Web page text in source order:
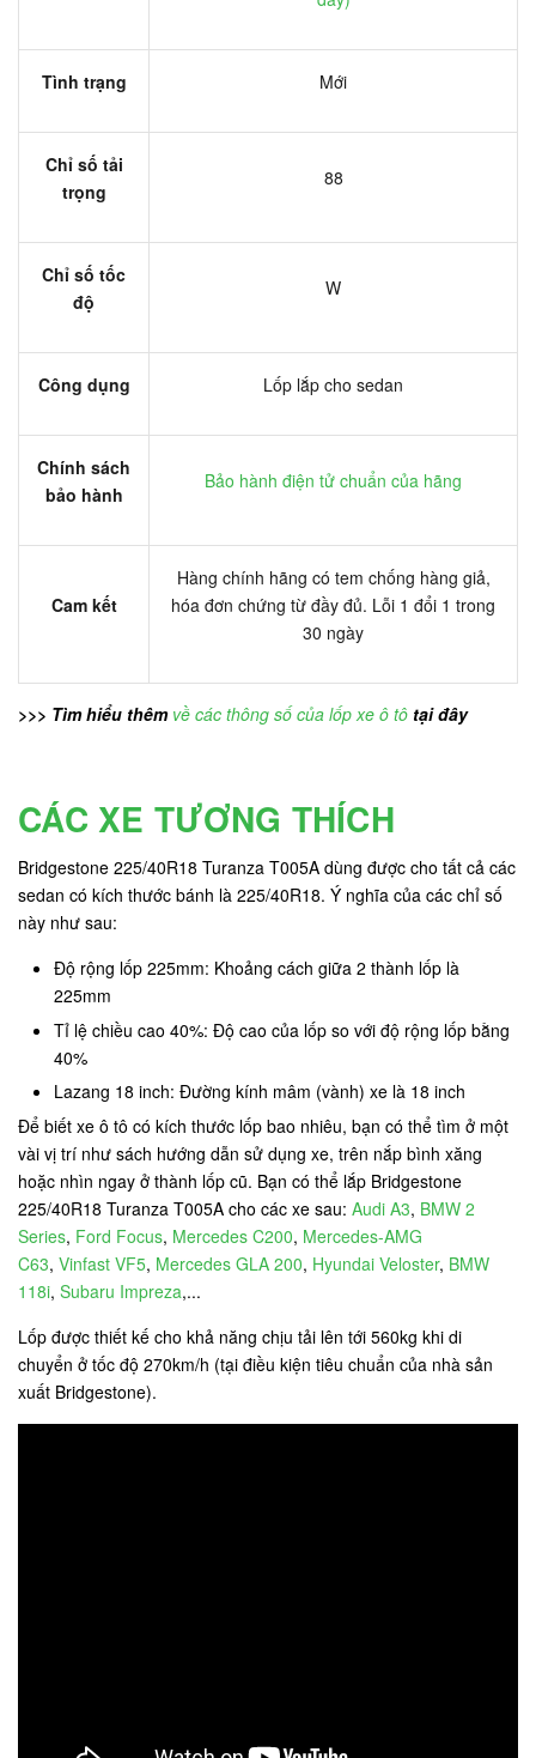
Tình trạng Mới
Chỉ số tải
trọng
88
Chỉ số tốc
độ
W
Công dụng Lốp lắp cho sedan
Chính sách
bảo hành
Bảo hành điện tử chuẩn của hãng
Cam kết
Hàng chính hãng có tem chống hàng giả,
hóa đơn chứng từ đầy đủ. Lỗi 1 đổi 1 trong
30 ngày
>>> Tìm hiểu thêm về các thông số của lốp xe ô tô tại đây
CÁC XE TƯƠNG THÍCH
Bridgestone 225/40R18 Turanza T005A dùng được cho tất cả các
sedan có kích thước bánh là 225/40R18. Ý nghĩa của các chỉ số
này như sau:
Độ rộng lốp 225mm: Khoảng cách giữa 2 thành lốp là
225mm
Tỉ lệ chiều cao 40%: Độ cao của lốp so với độ rộng lốp bằng
40%
Lazang 18 inch: Đường kính mâm (vành) xe là 18 inch
Để biết xe ô tô có kích thước lốp bao nhiêu, bạn có thể tìm ở một
vài vị trí như sách hướng dẫn sử dụng xe, trên nắp bình xăng
hoặc nhìn ngay ở thành lốp cũ. Bạn có thể lắp Bridgestone
225/40R18 Turanza T005A cho các xe sau: Audi A3, BMW 2
Series, Ford Focus, Mercedes C200, Mercedes-AMG
C63, Vinfast VF5, Mercedes GLA 200, Hyundai Veloster, BMW
118i, Subaru Impreza,...
Lốp được thiết kế cho khả năng chịu tải lên tới 560kg khi di
chuyển ở tốc độ 270km/h (tại điều kiện tiêu chuẩn của nhà sản
xuất Bridgestone).